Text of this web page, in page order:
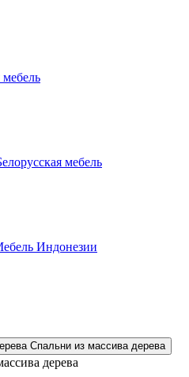
мебель
мебель
Индонезии
Спальни из массива дерева